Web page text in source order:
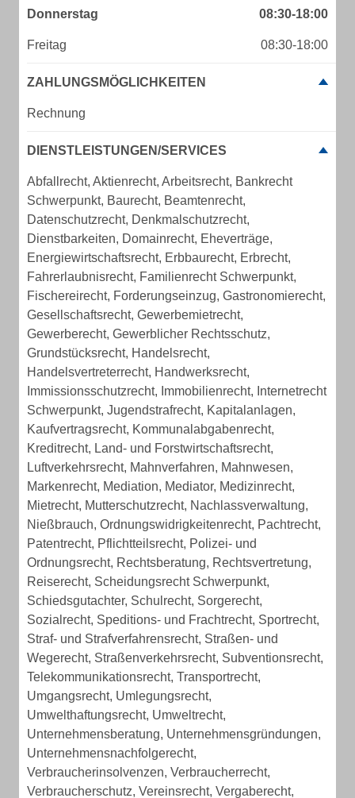
Donnerstag 08:30-18:00
Freitag 08:30-18:00
ZAHLUNGSMÖGLICHKEITEN
Rechnung
DIENSTLEISTUNGEN/SERVICES
Abfallrecht, Aktienrecht, Arbeitsrecht, Bankrecht
Schwerpunkt, Baurecht, Beamtenrecht,
Datenschutzrecht, Denkmalschutzrecht,
Dienstbarkeiten, Domainrecht, Eheverträge,
Energiewirtschaftsrecht, Erbbaurecht, Erbrecht,
Fahrerlaubnisrecht, Familienrecht Schwerpunkt,
Fischereirecht, Forderungseinzug, Gastronomierecht,
Gesellschaftsrecht, Gewerbemietrecht,
Gewerberecht, Gewerblicher Rechtsschutz,
Grundstücksrecht, Handelsrecht,
Handelsvertreterrecht, Handwerksrecht,
Immissionsschutzrecht, Immobilienrecht, Internetrecht
Schwerpunkt, Jugendstrafrecht, Kapitalanlagen,
Kaufvertragsrecht, Kommunalabgabenrecht,
Kreditrecht, Land- und Forstwirtschaftsrecht,
Luftverkehrsrecht, Mahnverfahren, Mahnwesen,
Markenrecht, Mediation, Mediator, Medizinrecht,
Mietrecht, Mutterschutzrecht, Nachlassverwaltung,
Nießbrauch, Ordnungswidrigkeitenrecht, Pachtrecht,
Patentrecht, Pflichtteilsrecht, Polizei- und
Ordnungsrecht, Rechtsberatung, Rechtsvertretung,
Reiserecht, Scheidungsrecht Schwerpunkt,
Schiedsgutachter, Schulrecht, Sorgerecht,
Sozialrecht, Speditions- und Frachtrecht, Sportrecht,
Straf- und Strafverfahrensrecht, Straßen- und
Wegerecht, Straßenverkehrsrecht, Subventionsrecht,
Telekommunikationsrecht, Transportrecht,
Umgangsrecht, Umlegungsrecht,
Umwelthaftungsrecht, Umweltrecht,
Unternehmensberatung, Unternehmensgründungen,
Unternehmensnachfolgerecht,
Verbraucherinsolvenzen, Verbraucherrecht,
Verbraucherschutz, Vereinsrecht, Vergaberecht,